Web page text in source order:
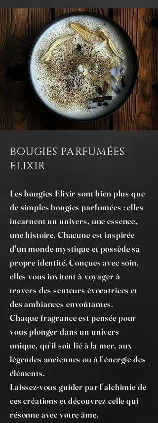
BOUGIES PARFUMÉES
ELIXIR
Les bougies Elixir sont bien plus que
de simples bougies parfumées : elles
incarnent un univers, une essence,
une histoire. Chacune est inspirée
d'un monde mystique et possède sa
propre identité. Conçues avec soin,
elles vous invitent à voyager à
travers des senteurs évocatrices et
des ambiances envoûtantes.
Chaque fragrance est pensée pour
vous plonger dans un univers
unique, qu'il soit lié à la mer, aux
légendes anciennes ou à l'énergie des
éléments.
Laissez-vous guider par l'alchimie de
ces créations et découvrez celle qui
résonne avec votre âme.